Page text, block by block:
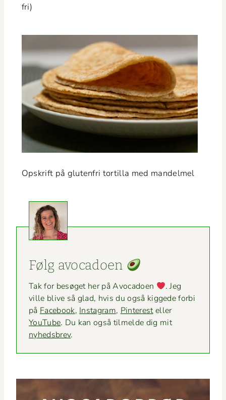
fri)
Opskrift på gluten­fri tor­tilla med mandelmel
Følg avo­ca­doen
Tak for besøget her på Avo­ca­doen
. Jeg
ville blive så glad, hvis du også kiggede for­bi
på Face­book, Insta­gram, Pin­ter­esteller
YouTube. Du kan også tilmelde dig mit
nyheds­brev.